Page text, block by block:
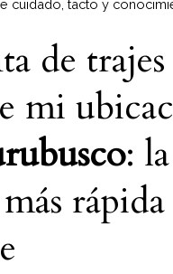
cuidado, tacto y
de trajes
mi
: la